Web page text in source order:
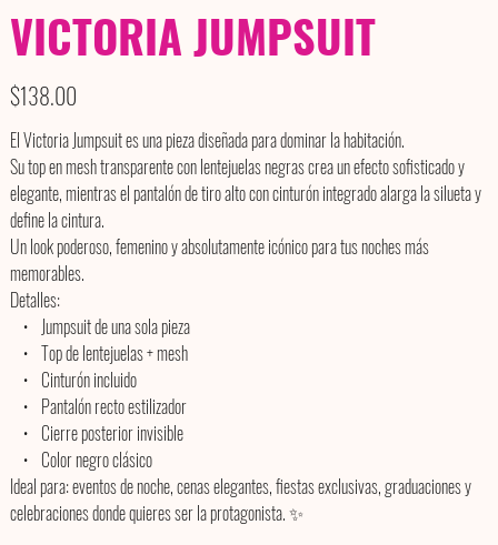
VICTORIA JUMPSUIT
Price
$138.00
El Victoria Jumpsuit es una pieza diseñada para dominar la habitación.
Su top en mesh transparente con lentejuelas negras crea un efecto sofisticado y
elegante, mientras el pantalón de tiro alto con cinturón integrado alarga la silueta y
define la cintura.
Un look poderoso, femenino y absolutamente icónico para tus noches más
memorables.
Detalles:
• Jumpsuit de una sola pieza
• Top de lentejuelas + mesh
• Cinturón incluido
• Pantalón recto estilizador
• Cierre posterior invisible
• Color negro clásico
Ideal para: eventos de noche, cenas elegantes, fiestas exclusivas, graduaciones y
celebraciones donde quieres ser la protagonista. ✨